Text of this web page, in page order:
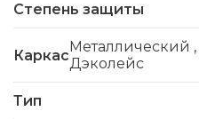
Степень защиты
Каркас Металлический ,
Дэколейс
Тип